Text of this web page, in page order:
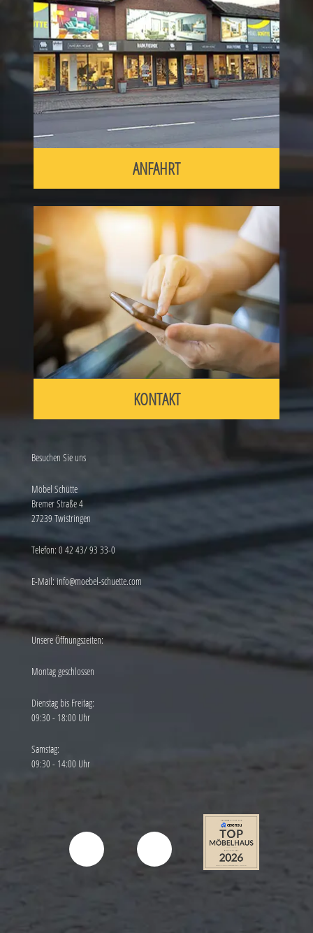
ANFAHRT
KONTAKT
Besuchen Sie uns
Möbel Schütte
Bremer Straße 4
27239 Twistringen
Telefon: 0 42 43/ 93 33-0
E-Mail: info@moebel-schuette.com
Unsere Öffnungszeiten:
Montag geschlossen
Dienstag bis Freitag:
09:30 - 18:00 Uhr
Samstag:
09:30 - 14:00 Uhr